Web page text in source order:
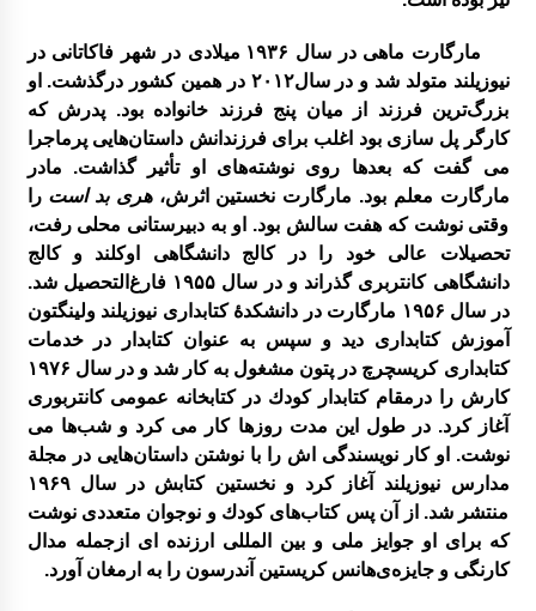
علی اکبر امیر خوئی برگزیده مسابقات علمی کا
ربردی از مراکز آموزشی خراسان جنوبی مسابقا
ت کشوری
گزارش سفر لرستان
برگزاری کارگاه ترویج خواندن
گزارش برگزاری کارگاه های کانون توسعه فرهنگ
ی کودکان
کارگاه تسهیلگری فعالیت های آموزشی – فرهنگ
ی در روستا
بر گزاری دوره آموزشی شناخت قصه و قصه گوی
ی آذزماه ۱۳۸۹
مارگارت ماهی در سال ۱۹۳۶ ميلادی در شهر فاكاتانی در
نیوزیلند متولد شد و در سال۲۰۱۲ در همين كشور درگذشت. او
بزرگ‌ترین فرزند از میان پنج فرزند خانواده بود. پدرش که
کارگر پل سازی بود اغلب برای فرزندانش داستان‌هايی پرماجرا
می گفت که بعدها روی نوشته‌های او تأثیر گذاشت. مادر
مارگارت معلم بود. مارگارت نخستین اثرش،هری بد است را
وقتی نوشت که هفت سالش بود. او به دبیرستانی محلی رفت،
تحصيلات عالی خود را در کالج دانشگاهی اوکلند و کالج
دانشگاهی کانتربری گذراند و در سال
۱۹۵۵ فارغ‌التحصیل شد.
در سال ۱۹۵۶ مارگارت در دانشکدهٔ کتابداری نیوزیلند ولینگتون
آموزش کتابداری ديد و سپس به عنوان کتابدار در خدمات
کتابداری کریسچرچ در پتون مشغول به کار شد و در سال ۱۹۷۶
کارش را درمقام كتابدار كودك در کتابخانه عمومی کانتربوری
آغاز کرد. در طول این مدت روزها كار می كرد و شب‌ها می
نوشت. او كار نويسندگی اش را با نوشتن داستان‌هایی در مجلة
مدارس نیوزیلند آغاز کرد و نخستين كتابش در سال ۱۹۶۹
منتشر شد. از آن پس كتاب‌های كودك و نوجوان متعددی نوشت
كه برای او جوايز ملی و بين المللی ارزنده ای ازجمله مدال
كارنگی و جايزه‌ی‌هانس كريستين آندرسون را به ارمغان آورد.